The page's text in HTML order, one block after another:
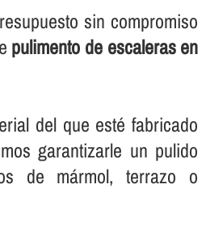
sin compromiso
pulimento de escaleras en
del que esté fabricado
garantizarle un pulido
de mármol, terrazo o